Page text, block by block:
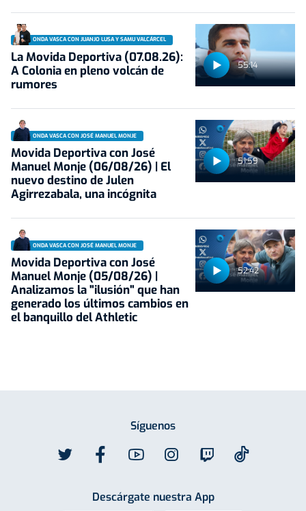
55:14
ONDA VASCA CON JUANJO LUSA Y SAMU VALCÁRCEL
La Movida Deportiva (07.08.26):
A Colonia en pleno volcán de
rumores
51:59
ONDA VASCA CON JOSÉ MANUEL MONJE
Movida Deportiva con José
Manuel Monje (06/08/26) | El
nuevo destino de Julen
Agirrezabala, una incógnita
52:42
ONDA VASCA CON JOSÉ MANUEL MONJE
Movida Deportiva con José
Manuel Monje (05/08/26) |
Analizamos la "ilusión" que han
generado los últimos cambios en
el banquillo del Athletic
Síguenos
Descárgate nuestra App